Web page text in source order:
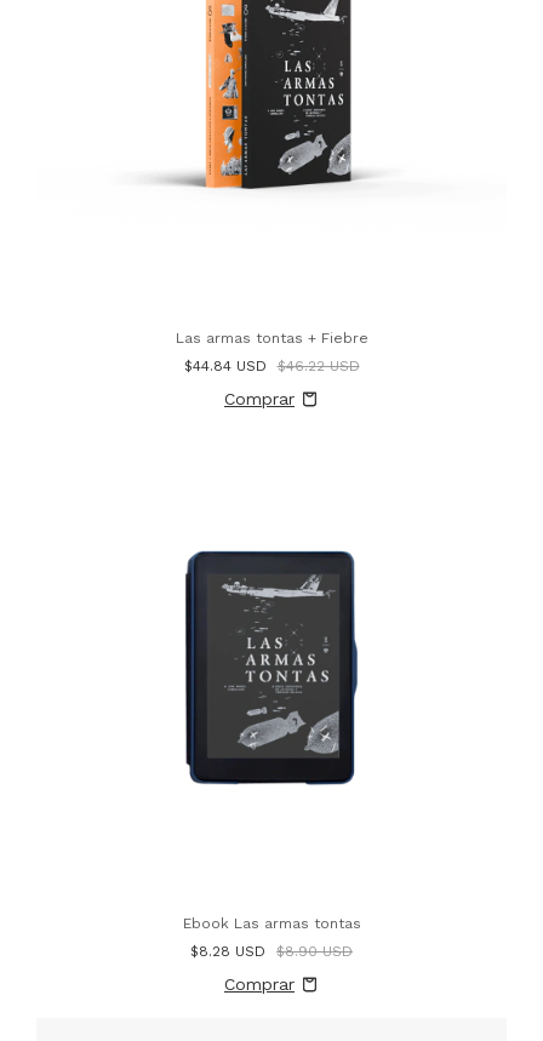
Las armas tontas + Fiebre
$44.84 USD
$46.22 USD
Ebook Las armas tontas
$8.28 USD
$8.90 USD